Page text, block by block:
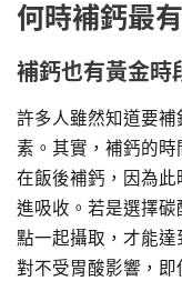
何時補鈣最
補鈣也有黃金時
許多人雖然知道要
素。其實，補鈣的
在飯後補鈣，因為
進吸收。若是選擇
點一起攝取，才能
對不受胃酸影響，